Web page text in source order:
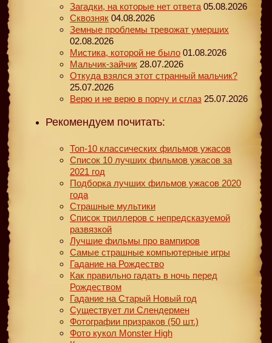
Загадки, на которые нет ответа 05.08.2026
Сквозняк 04.08.2026
Земные проблемы тревожат умерших
02.08.2026
Мистика, которой не было 01.08.2026
Мальчик-зайчик 28.07.2026
Откуда взялся этот странный мальчик?
25.07.2026
Верю и не верю в порчу и сглаз 25.07.2026
Рекомендуем почитать:
Топ-10 классических фильмов ужасов
Список 10 лучших фильмов ужасов за
2021 год
Подборка лучших фильмов ужасов 2020
года
Страшные мультики
Список триллеров с непредсказуемой
развязкой
Лучшие фильмы про вампиров
Самые страшные компьютерные игры
Гадание на Рождество
Как правильно гадать в ночь перед
Рождеством
Гадание на Старый Новый год
Существует ли Слендермен
Фотографии призраков (50 шт.)
Фото кукол Monster High